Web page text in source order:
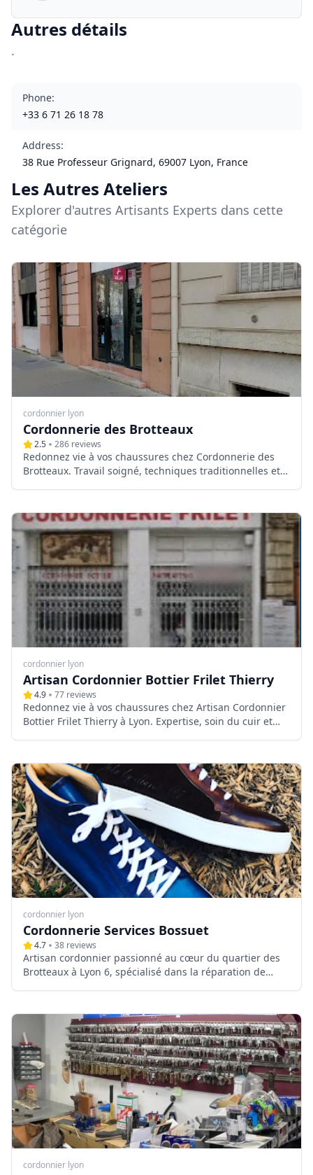
Autres détails
.
Phone:
+33 6 71 26 18 78
Address:
38 Rue Professeur Grignard, 69007 Lyon, France
Les Autres Ateliers
Explorer d'autres Artisants Experts dans cette
catégorie
cordonnier lyon
Cordonnerie des Brotteaux
2.5 286 reviews
Redonnez vie à vos chaussures chez Cordonnerie des
Brotteaux. Travail soigné, techniques traditionnelles et
cordonnier lyon
Artisan Cordonnier Bottier Frilet Thierry
4.9 77 reviews
Redonnez vie à vos chaussures chez Artisan Cordonnier
Bottier Frilet Thierry à Lyon. Expertise, soin du cuir et
cordonnier lyon
Cordonnerie Services Bossuet
4.7 38 reviews
Artisan cordonnier passionné au cœur du quartier des
Brotteaux à Lyon 6, spécialisé dans la réparation de
cordonnier lyon